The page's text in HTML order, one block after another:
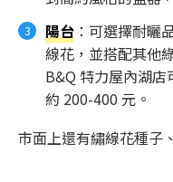
陽台 ：可選擇耐
線花，並搭配其他
B&Q 特力屋內湖
約 200-400 元。
市面上還有繡線花種子